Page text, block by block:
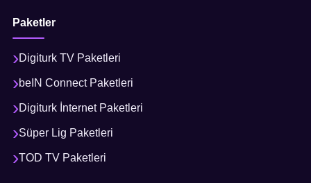
Paketler
Digiturk TV Paketleri
beIN Connect Paketleri
Digiturk İnternet Paketleri
Süper Lig Paketleri
TOD TV Paketleri